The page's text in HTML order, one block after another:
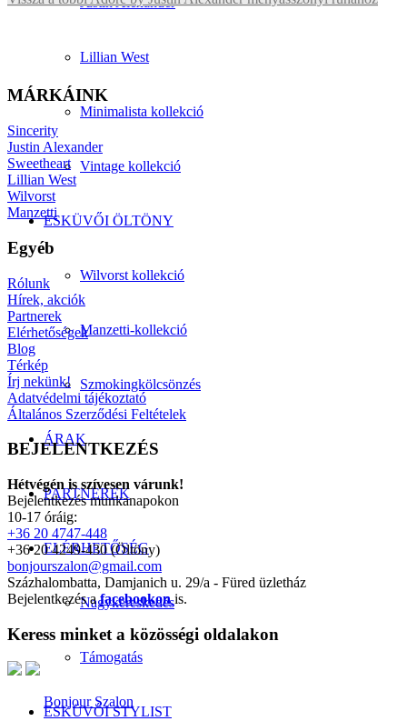
Lillian West
Minimalista kollekció
Vintage kollekció
ESKÜVŐI ÖLTÖNY
Wilvorst kollekció
Manzetti-kollekció
Szmokingkölcsönzés
ÁRAK
PARTNEREK
ELÉRHETŐSÉG
Nagykereskedés
Támogatás
ESKÜVŐI STYLIST
MÁRKÁINK
Sincerity
Justin Alexander
Sweetheart
Lillian West
Wilvorst
Manzetti
Egyéb
Rólunk
Hírek, akciók
Partnerek
Elérhetőségek
Blog
Térkép
Írj nekünk!
Adatvédelmi tájékoztató
Általános Szerződési Feltételek
BEJELENTKEZÉS
Hétvégén is szívesen várunk!
Bejelentkezés munkanapokon
10-17 óráig:
+36 20 4747-448
+36 20 4249-430 (Öltöny)
bonjourszalon@gmail.com
Százhalombatta, Damjanich u. 29/a - Füred üzletház
Bejelentkezés afacebookon is.
Keress minket a közösségi oldalakon
Bonjour Szalon